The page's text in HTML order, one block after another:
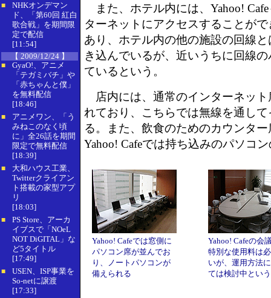
■
NHKオンデマン
ド、「第60回 紅白
歌合戦」を期間限
定で配信
[11:54]
【 2009/12/24 】
■
GyaO!、アニメ
「テガミバチ」や
「赤ちゃんと僕」
を無料配信
[18:46]
■
アニメワン、「う
みねこのなく頃
に」全26話を期間
限定で無料配信
[18:39]
■
大和ハウス工業、
Twitterクライアン
ト搭載の家型アプ
リ
[18:03]
■
PS Store、アーカ
イブスで「NOeL
NOT DiGITAL」な
ど5タイトル
[17:49]
■
USEN、ISP事業を
So-netに譲渡
[17:33]
また、ホテル内には、Yahoo!
ターネットにアクセスすることが
あり、ホテル内の他の施設の回線
き込んでいるが、近いうちに回線
ているという。
店内には、通常のインターネッ
れており、こちらでは無線を通し
る。また、飲食のためのカウンタ
Yahoo! Cafeでは持ち込みのパソコ
Yahoo! Cafeでは窓側に
パソコン席が並んでお
り、ノートパソコンが
備えられる
Yahoo! Cafeの会
特別な使用料は
いが、運用方法
ては検討中という